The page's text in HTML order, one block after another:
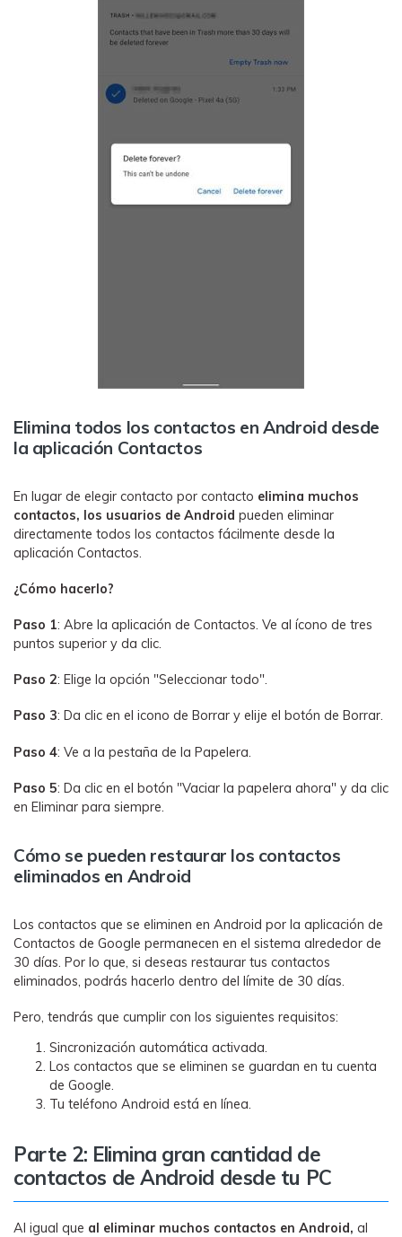
Elimina todos los contactos en Android desde
la aplicación Contactos
En lugar de elegir contacto por contacto elimina muchos
contactos, los usuarios de Android pueden eliminar
directamente todos los contactos fácilmente desde la
aplicación Contactos.
¿Cómo hacerlo?
Paso 1: Abre la aplicación de Contactos. Ve al ícono de tres
puntos superior y da clic.
Paso 2: Elige la opción "Seleccionar todo".
Paso 3: Da clic en el icono de Borrar y elije el botón de Borrar.
Paso 4: Ve a la pestaña de la Papelera.
Paso 5: Da clic en el botón "Vaciar la papelera ahora" y da clic
en Eliminar para siempre.
Cómo se pueden restaurar los contactos
eliminados en Android
Los contactos que se eliminen en Android por la aplicación de
Contactos de Google permanecen en el sistema alrededor de
30 días. Por lo que, si deseas restaurar tus contactos
eliminados, podrás hacerlo dentro del límite de 30 días.
Pero, tendrás que cumplir con los siguientes requisitos:
Sincronización automática activada.
Los contactos que se eliminen se guardan en tu cuenta
de Google.
Tu teléfono Android está en línea.
Parte 2: Elimina gran cantidad de
contactos de Android desde tu PC
Al igual que al eliminar muchos contactos en Android, al